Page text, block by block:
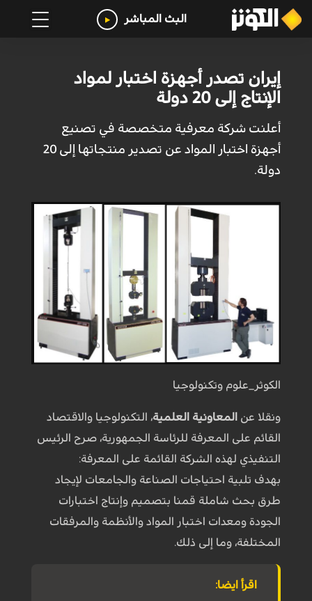
البث المباشر
إيران تصدر أجهزة اختبار لمواد
الإنتاج إلى 20 دولة
أعلنت شركة معرفية متخصصة في تصنيع
أجهزة اختبار المواد عن تصدير منتجاتها إلى 20
دولة.
الكوثر_علوم وتكنولوجيا
ونقلا عن المعاونية العلمية، التكنولوجيا والاقتصاد
القائم على المعرفة للرئاسة الجمهورية، صرح الرئيس
التنفيذي لهذه الشركة القائمة على المعرفة:
بهدف تلبية احتياجات الصناعة والجامعات لإيجاد
طرق بحث شاملة قمنا بتصميم وإنتاج اختبارات
الجودة ومعدات اختبار المواد والأنظمة والمرفقات
المختلفة، وما إلى ذلك.
اقرأ ايضا: